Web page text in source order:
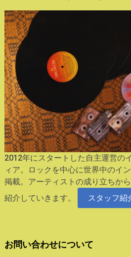
2012年にスタートした自主運営の
ィア。ロックを中心に世界中のイ
掲載。アーティストの成り立ちか
紹介していきます。
スタッフ紹
お問い合わせについて